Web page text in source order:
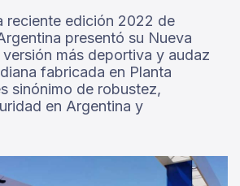
reciente edición 2022 de
presentó su Nueva
versión más deportiva y audaz
fabricada en Planta
sinónimo de robustez,
en Argentina y